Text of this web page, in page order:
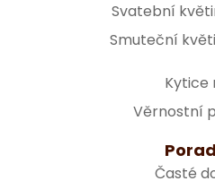
Svatební
Smuteční
Kytice
Věrnostní
Časté